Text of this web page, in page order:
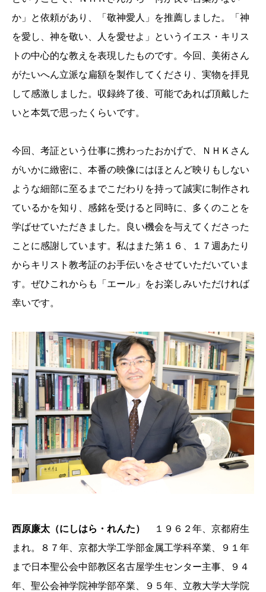
か」と依頼があり、「敬神愛人」を推薦しました。「神
を愛し、神を敬い、人を愛せよ」というイエス・キリス
トの中心的な教えを表現したものです。今回、美術さん
がたいへん立派な扁額を製作してくださり、実物を拝見
して感激しました。収録終了後、可能であれば頂戴した
いと本気で思ったくらいです。
今回、考証という仕事に携わったおかげで、ＮＨＫさん
がいかに緻密に、本番の映像にはほとんど映りもしない
ような細部に至るまでこだわりを持って誠実に制作され
ているかを知り、感銘を受けると同時に、多くのことを
学ばせていただきました。良い機会を与えてくださった
ことに感謝しています。私はまた第１６、１７週あたり
からキリスト教考証のお手伝いをさせていただいていま
す。ぜひこれからも「エール」をお楽しみいただければ
幸いです。
西原廉太（にしはら・れんた）
１９６２年、京都府生
まれ。８７年、京都大学工学部金属工学科卒業、９１年
まで日本聖公会中部教区名古屋学生センター主事、９４
年、聖公会神学院神学部卒業、９５年、立教大学大学院